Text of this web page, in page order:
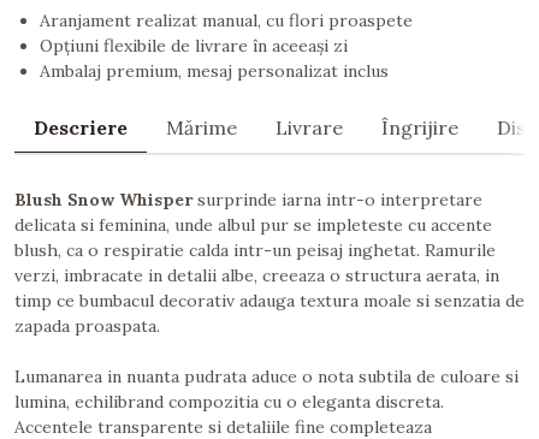
Aranjament realizat manual, cu flori proaspete
Opțiuni flexibile de livrare în aceeași zi
Ambalaj premium, mesaj personalizat inclus
Descriere Mărime Livrare Îngrijire
Blush Snow Whispersurprinde iarna intr-o interpretare
delicata si feminina, unde albul pur se impleteste cu accente
blush, ca o respiratie calda intr-un peisaj inghetat. Ramurile
verzi, imbracate in detalii albe, creeaza o structura aerata, in
timp ce bumbacul decorativ adauga textura moale si senzatia de
zapada proaspata.
Lumanarea in nuanta pudrata aduce o nota subtila de culoare si
lumina, echilibrand compozitia cu o eleganta discreta.
Accentele transparente si detaliile fine completeaza